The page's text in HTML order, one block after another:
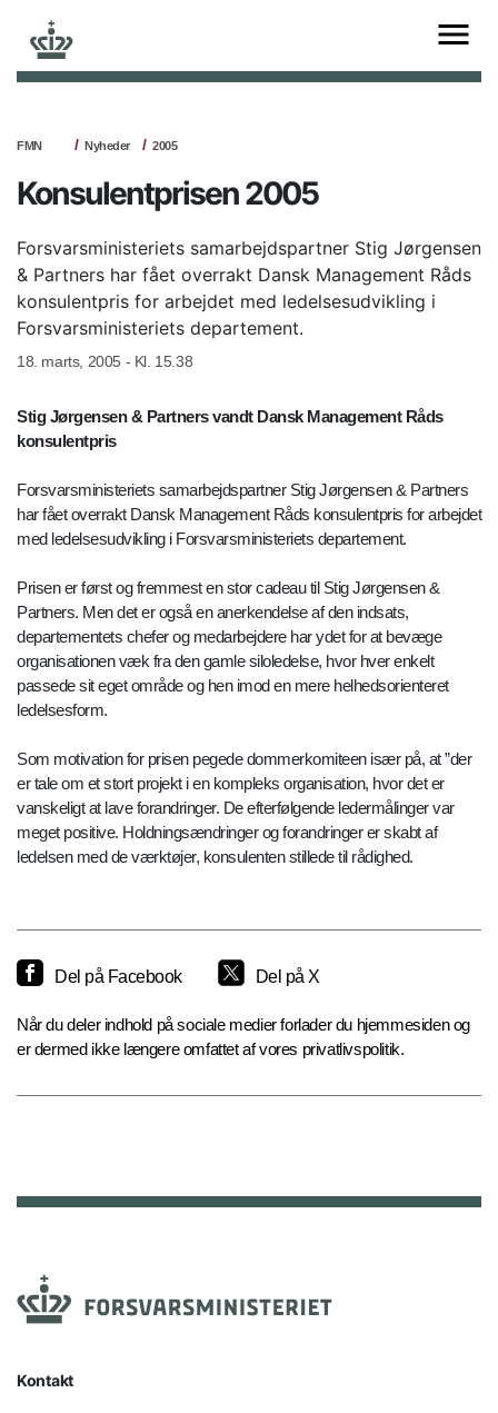
FMN Nyheder 2005
Konsulentprisen 2005
Forsvarsministeriets samarbejdspartner Stig Jørgensen
& Partners har fået overrakt Dansk Management Råds
konsulentpris for arbejdet med ledelsesudvikling i
Forsvarsministeriets departement.
18. marts, 2005 - Kl. 15.38
Stig Jørgensen & Partners vandt Dansk Management Råds
konsulentpris
Forsvarsministeriets samarbejdspartner Stig Jørgensen & Partners
har fået overrakt Dansk Management Råds konsulentpris for arbejdet
med ledelsesudvikling i Forsvarsministeriets departement.
Prisen er først og fremmest en stor cadeau til Stig Jørgensen &
Partners. Men det er også en anerkendelse af den indsats,
departementets chefer og medarbejdere har ydet for at bevæge
organisationen væk fra den gamle siloledelse, hvor hver enkelt
passede sit eget område og hen imod en mere helhedsorienteret
ledelsesform.
Som motivation for prisen pegede dommerkomiteen især på, at ”der
er tale om et stort projekt i en kompleks organisation, hvor det er
vanskeligt at lave forandringer. De efterfølgende ledermålinger var
meget positive. Holdningsændringer og forandringer er skabt af
ledelsen med de værktøjer, konsulenten stillede til rådighed.
Del på Facebook Del på X
Når du deler indhold på sociale medier forlader du hjemmesiden og
er dermed ikke længere omfattet af vores privatlivspolitik.
Kontakt